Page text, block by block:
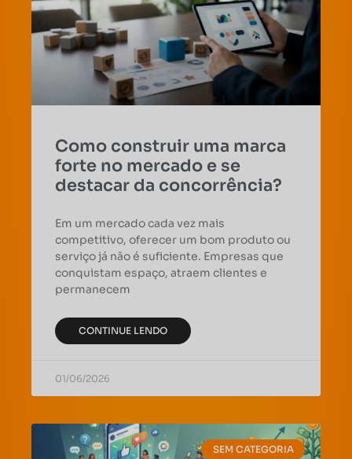
Como construir uma marca
forte no mercado e se
destacar da concorrência?
Em um mercado cada vez mais
competitivo, oferecer um bom produto ou
serviço já não é suficiente. Empresas que
conquistam espaço, atraem clientes e
permanecem
CONTINUE LENDO
01/06/2026
SEM CATEGORIA